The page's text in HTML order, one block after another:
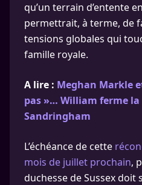
qu’un terrain d’entente
permettrait, à terme, de
tensions globales qui
famille royale.
A lire : Meghan Markle
pas »… William ferme
Sandringham
L’échéance de cette
mois de juillet prochain,
duchesse de Sussex doit